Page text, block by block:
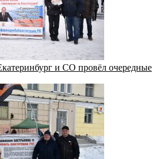
и СО провёл очередные